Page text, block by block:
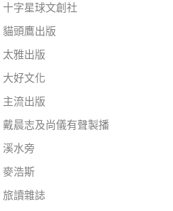
十字星球文創社
貓頭鷹出版
太雅出版
大好文化
主流出版
戴晨志及尚儀有聲製播
溪水旁
麥浩斯
旅讀雜誌